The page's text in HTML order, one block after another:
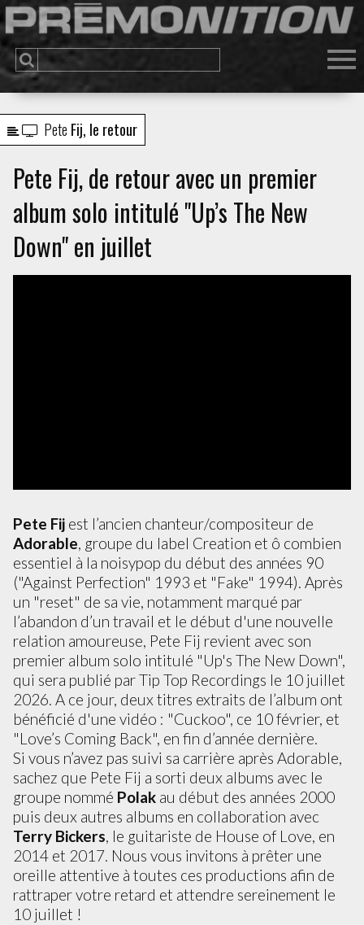
Pete Fij, le retour
Pete Fij, de retour avec un premier
album solo intitulé "Up’s The New
Down" en juillet
Pete Fij est l’ancien chanteur/compositeur de
Adorable, groupe du label Creation et ô combien
essentiel à la noisypop du début des années 90
("Against Perfection" 1993 et "Fake" 1994). Après
un "reset" de sa vie, notamment marqué par
l’abandon d’un travail et le début d'une nouvelle
relation amoureuse, Pete Fij revient avec son
premier album solo intitulé "Up's The New Down",
qui sera publié par Tip Top Recordings le 10 juillet
2026. A ce jour, deux titres extraits de l’album ont
bénéficié d'une vidéo : "Cuckoo", ce 10 février, et
"Love’s Coming Back", en fin d’année dernière.
Si vous n’avez pas suivi sa carrière après Adorable,
sachez que Pete Fij a sorti deux albums avec le
groupe nommé Polak au début des années 2000
puis deux autres albums en collaboration avec
Terry Bickers, le guitariste de House of Love, en
2014 et 2017. Nous vous invitons à prêter une
oreille attentive à toutes ces productions afin de
rattraper votre retard et attendre sereinement le
10 juillet !